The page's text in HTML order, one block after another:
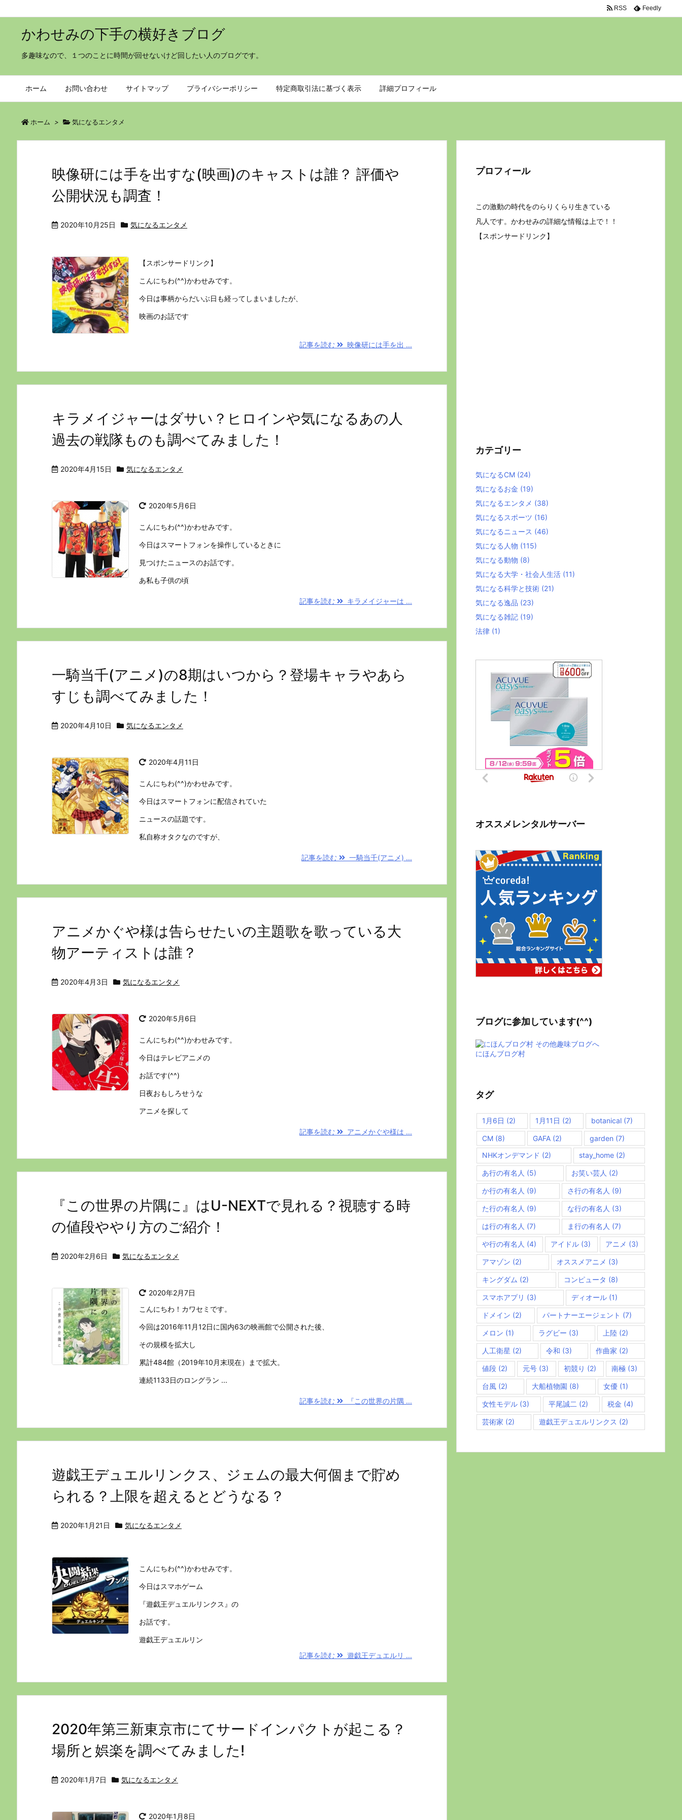
かわせみの下手の横好きブログ
多趣味なので、１つのことに時間が回せないけど回したい人のブログです。
ホーム お問い合わせ サイトマップ プライバシーポリシー 特定商取引法に基づく表示 詳細プロフィール
RSS Feedly
ホーム > 気になるエンタメ
映像研には手を出すな(映画)のキャストは誰？ 評価や
公開状況も調査！
2020年10月25日 気になるエンタメ
【スポンサードリンク】
こんにちわ(^^)かわせみです。
今日は事柄からだいぶ日も経ってしまいましたが、
映画のお話です
記事を読む 映像研には手を出 ...
キラメイジャーはダサい？ヒロインや気になるあの人
過去の戦隊ものも調べてみました！
2020年4月15日 気になるエンタメ
2020年5月6日
こんにちわ(^^)かわせみです。
今日はスマートフォンを操作しているときに
見つけたニュースのお話です。
あ私も子供の頃
記事を読む キラメイジャーは ...
一騎当千(アニメ)の8期はいつから？登場キャラやあら
すじも調べてみました！
2020年4月10日 気になるエンタメ
2020年4月11日
こんにちわ(^^)かわせみです。
今日はスマートフォンに配信されていた
ニュースの話題です。
私自称オタクなのですが、
記事を読む 一騎当千(アニメ) ...
アニメかぐや様は告らせたいの主題歌を歌っている大
物アーティストは誰？
2020年4月3日 気になるエンタメ
2020年5月6日
こんにちわ(^^)かわせみです。
今日はテレビアニメの
お話です(^^)
日夜おもしろせうな
アニメを探して
記事を読む アニメかぐや様は ...
『この世界の片隅に』はU-NEXTで見れる？視聴する時
の値段ややり方のご紹介！
2020年2月6日 気になるエンタメ
2020年2月7日
こんにちわ！カワセミです。
今回は2016年11月12日に国内63の映画館で公開された後、
その規模を拡大し
累計484館（2019年10月末現在）まで拡大。
連続1133日のロングラン ...
記事を読む 『この世界の片隅 ...
遊戯王デュエルリンクス、ジェムの最大何個まで貯め
られる？上限を超えるとどうなる？
2020年1月21日 気になるエンタメ
こんにちわ(^^)かわせみです。
今日はスマホゲーム
『遊戯王デュエルリンクス』の
お話です。
遊戯王デュエルリン
記事を読む
遊戯王デュエルリ ...
2020年第三新東京市にてサードインパクトが起こる？
場所と娯楽を調べてみました!
2020年1月7日 気になるエンタメ
2020年1月8日
プロフィール
この激動の時代をのらりくらり生きている
凡人です。かわせみの詳細な情報は上で！！
【スポンサードリンク】
カテゴリー
気になるCM (24)
気になるお金 (19)
気になるエンタメ (38)
気になるスポーツ (16)
気になるニュース (46)
気になる人物 (115)
気になる動物 (8)
気になる大学・社会人生活 (11)
気になる科学と技術 (21)
気になる逸品 (23)
気になる雑記 (19)
法律 (1)
オススメレンタルサーバー
ブログに参加しています(^^)
にほんブログ村
タグ
1月6日 (2) 1月11日 (2) botanical (7)
CM (8) GAFA (2) garden (7)
NHKオンデマンド (2) stay_home(2)
あ行の有名人 (5) お笑い芸人 (2)
か行の有名人 (9) さ行の有名人 (9)
た行の有名人 (9) な行の有名人 (3)
は行の有名人 (7) ま行の有名人 (7)
や行の有名人 (4) アイドル (3) アニメ (3)
アマゾン (2) オススメアニメ (3)
キングダム (2) コンピュータ (8)
スマホアプリ (3) ディオール (1)
ドメイン (2) パートナーエージェント (7)
メロン (1) ラグビー (3) 上陸 (2)
人工衛星 (2) 令和 (3) 作曲家 (2)
値段 (2) 元号 (3) 初競り (2) 南極 (3)
台風 (2) 大船植物園 (8) 女優 (1)
女性モデル (3) 平尾誠二 (2) 税金 (4)
芸術家 (2) 遊戯王デュエルリンクス (2)